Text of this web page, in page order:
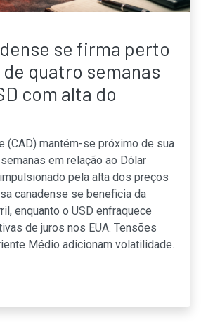
se firma perto
quatro semanas
com alta do
(CAD) mantém-se próximo de sua
em relação ao Dólar
pela alta dos preços
canadense se beneficia da
enquanto o USD enfraquece
de juros nos EUA. Tensões
Médio adicionam volatilidade.